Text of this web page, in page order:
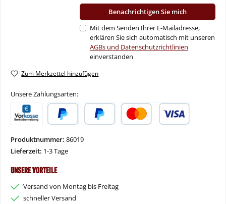
Benachrichtigen Sie mich
Mit dem Senden Ihrer E-Mailadresse,
erklären Sie sich automatisch mit unseren
AGBs und Datenschutzrichtlinien
einverstanden
Zum Merkzettel hinzufügen
Unsere Zahlungsarten:
Produktnummer: 86019
Lieferzeit: 1-3 Tage
Unsere Vorteile
Versand von Montag bis Freitag
schneller Versand